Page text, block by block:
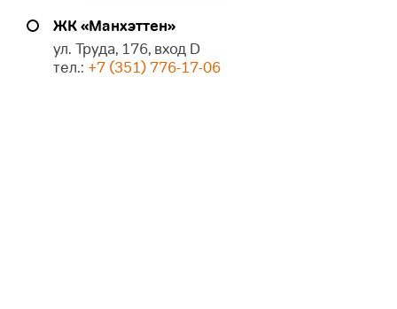
ЖК «Манхэттен»
ул. Труда, 176, вход D
тел.: +7 (351) 776-17-06